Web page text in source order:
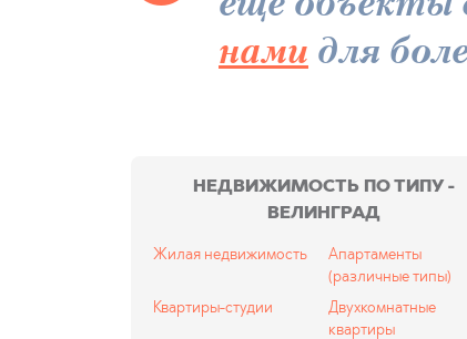
нами для
НЕДВИЖИМОСТЬ ПО ТИПУ -
ВЕЛИНГРАД
Жилая недвижимость
Апартаменты
(различные типы)
Квартиры-студии
Двухкомнатные
квартиры